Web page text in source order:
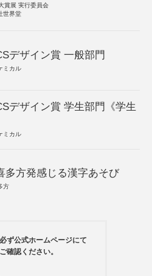
賞展 実行委員会
世界堂
デザイン賞 一般部門
ミカル
デザイン賞 学生部門《学生
ミカル
多方発感じる漢字あそび
方
ず公式ホームページにて
確認ください。